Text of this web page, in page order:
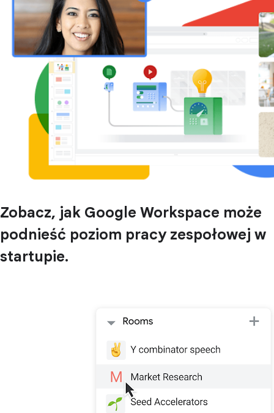
Zobacz, jak Google Workspace może
podnieść poziom pracy zespołowej w
startupie.